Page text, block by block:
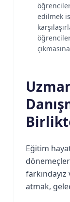
edilmek
Eğitim
atmak,